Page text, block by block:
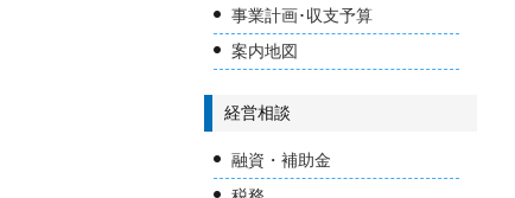
事業計画･収支予算
案内地図
経営相談
融資・補助金